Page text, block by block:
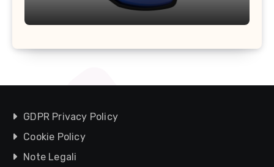
GDPR Privacy Policy
Cookie Policy
Note Legali